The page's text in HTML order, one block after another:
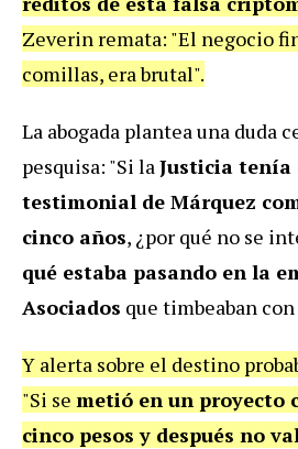
Zeverin remata: "El negocio
comillas, era brutal".
La abogada plantea una duda
pesquisa: "Si la Justicia tenía
testimonial de Márquez
cinco años, ¿por qué no se
qué estaba pasando en la
Asociados que timbeaban
Y alerta sobre el destino
"Si se metió en un proyecto
cinco pesos y después no